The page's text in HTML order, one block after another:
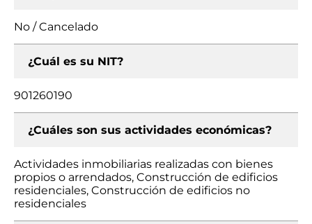
No / Cancelado
¿Cuál es su NIT?
901260190
¿Cuáles son sus actividades económicas?
Actividades inmobiliarias realizadas con bienes
propios o arrendados, Construcción de edificios
residenciales, Construcción de edificios no
residenciales